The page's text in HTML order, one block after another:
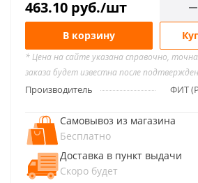
463.10 руб./шт
В корзину
* Цена на сайте указана справочно,
заказа будет известна после
Производитель ФИТ
Самовывоз из магазина
Бесплатно
Доставка в пункт выдачи
Скоро будет